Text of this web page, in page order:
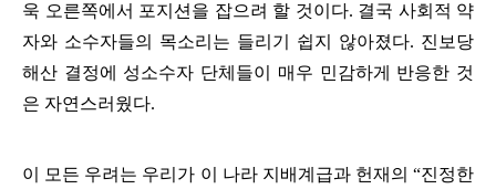
욱 오른쪽에서 포지션을 잡으려 할 것이다. 결국 사회적 약
자와 소수자들의 목소리는 들리기 쉽지 않아졌다. 진보당
해산 결정에 성소수자 단체들이 매우 민감하게 반응한 것
은 자연스러웠다.
이 모든 우려는 우리가 이 나라 지배계급과 헌재의 “진정한